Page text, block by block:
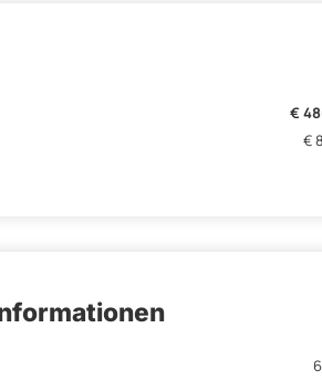
€
€